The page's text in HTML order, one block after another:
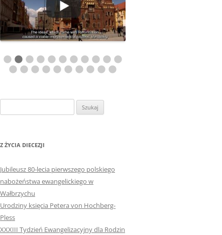
Z ŻYCIA DIECEZJI
Jubileusz 80-lecia pierwszego polskiego
nabożeństwa ewangelickiego w
Wałbrzychu
Urodziny księcia Petera von Hochberg-
Pless
XXXIII Tydzień Ewangelizacyjny dla Rodzin